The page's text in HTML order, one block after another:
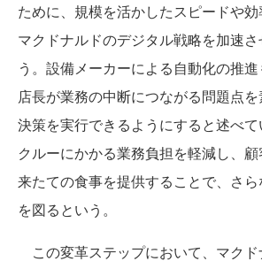
ために、規模を活かしたスピードや
マクドナルドのデジタル戦略を加速
う。設備メーカーによる自動化の推進
店長が業務の中断につながる問題点
決策を実行できるようにすると述べ
クルーにかかる業務負担を軽減し、
来たての食事を提供することで、さ
を図るという。
この変革ステップにおいて、マク